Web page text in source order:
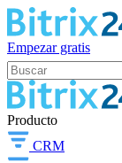
Empezar gratis
Producto
CRM